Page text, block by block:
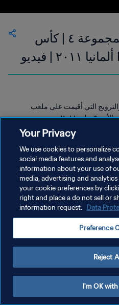
البرازيل والنرويج | المجموعة ٤ | كأس
العالم للسيدات FIFA ألمانيا ٢٠١١ | فيديو
التي أقيمت على ملعب
٢٠١١.
Your Privacy
We use cookies to personalize
social media features and
information about your use of
media, advertising and
your cookie preferences by
right and place a do not sell or
information request. Data
Preference
Reject
I'm OK